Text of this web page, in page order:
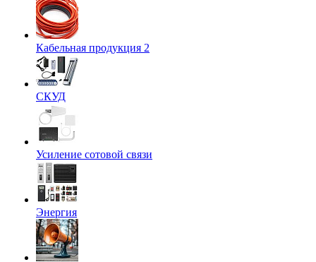
Кабельная продукция 2
СКУД
Усиление сотовой связи
Энергия